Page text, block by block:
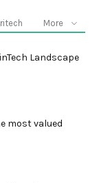
More
Landscape
most valued